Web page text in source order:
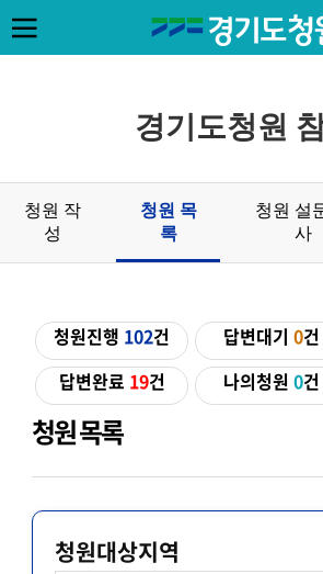
경기도청원
청원 작
성
청원 목
록
청원 설
사
청원 목록
청원진행 102건 답변대기0건
답변완료 19건 나의청원0건
청원대상지역